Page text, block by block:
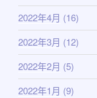
2022年4月 (16)
2022年3月 (12)
2022年2月 (5)
2022年1月 (9)